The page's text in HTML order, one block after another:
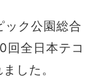
ク公園総合
全日本テコ
した。